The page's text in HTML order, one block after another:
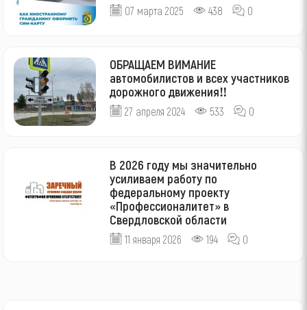
07 марта 2025 438 0
ОБРАЩАЕМ ВИМАНИЕ
автомобилистов и всех участников
дорожного движения‼
27 апреля 2024 533 0
В 2026 году мы значительно
усиливаем работу по
федеральному проекту
«Профессионалитет» в
Свердловской области
11 января 2026 194 0